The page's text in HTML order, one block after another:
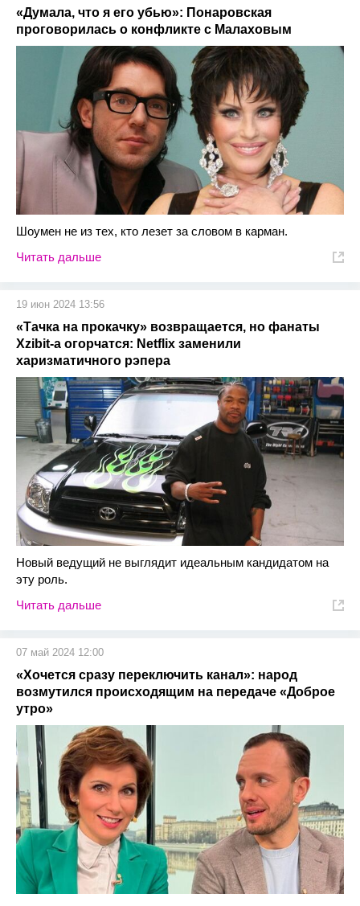
«Думала, что я его убью»: Понаровская
проговорилась о конфликте с Малаховым
Шоумен не из тех, кто лезет за словом в карман.
Читать дальше
19 июн 2024 13:56
«Тачка на прокачку» возвращается, но фанаты
Xzibit-а огорчатся: Netflix заменили
харизматичного рэпера
Новый ведущий не выглядит идеальным кандидатом на
эту роль.
Читать дальше
07 май 2024 12:00
«Хочется сразу переключить канал»: народ
возмутился происходящим на передаче «Доброе
утро»